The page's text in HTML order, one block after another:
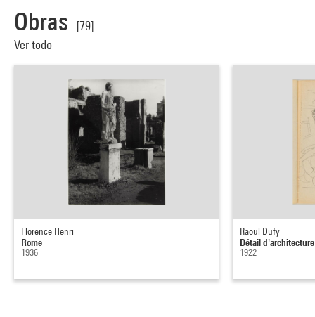
Obras
[79]
Ver todo
Florence Henri
Rome
1936
Raoul Dufy
Détail
1922